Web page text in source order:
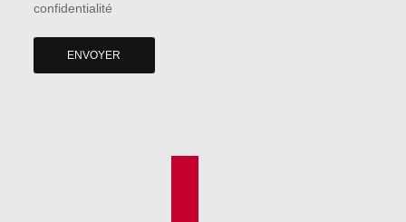
confidentialité
ENVOYER